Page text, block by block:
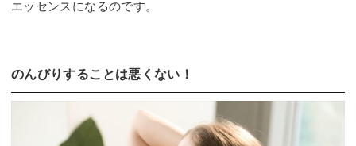
エッセンスになるのです。
のんびりすることは悪くない！